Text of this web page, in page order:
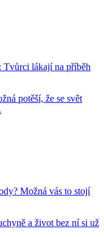
lákají na příběh
potěší, že se svět
Možná vás to stojí
a život bez ní si už